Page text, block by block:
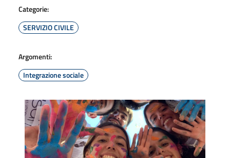
Categorie:
SERVIZIO CIVILE
Argomenti:
Integrazione sociale